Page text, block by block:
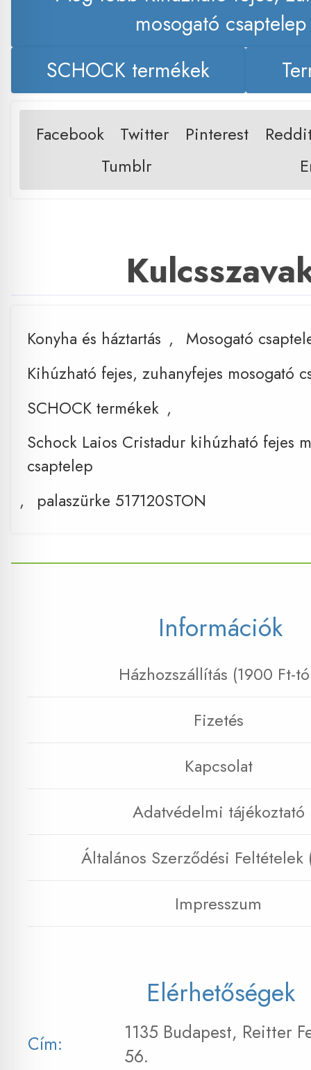
mosogató csaptelep
SCHOCK termékek
Facebook Twitter Pinterest
Tumblr
Konyha és háztartás ,
Mosogató
Kihúzható fejes, zuhanyfejes mosogató
SCHOCK termékek ,
Schock Laios Cristadur kihúzható fejes
csaptelep
,
palaszürke 517120STON
Információk
Házhozszállítás (1900 Ft-
Fizetés
Kapcsolat
Adatvédelmi tájékoztató
Általános Szerződési Feltételek
Impresszum
Elérhetőségek
Cím:
1135 Budapest, Reitter
56.